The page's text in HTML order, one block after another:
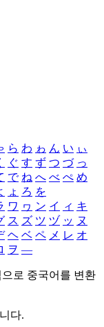
ら わ ゎ ん い ぃ
ぐ す ず つ づ っ
で ね へ べ ぺ め
ょ ろ を
ワ ヮ ン イ ィ キ
ス ズ ツ ヅ ッ ヌ
ヘ ベ ペ メ レ オ
ヲ ―
로 중국어를 변환
다.